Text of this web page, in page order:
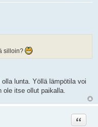
silloin?
lunta. Yöllä lämpötila voi
ole itse ollut paikalla.
Lainaa